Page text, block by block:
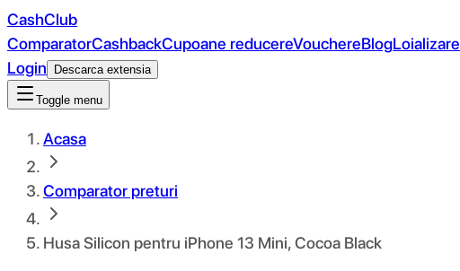
CashClub
ComparatorCashbackCupoane reducereVouchereBlogLoializare
Login
Descarca extensia
Toggle menu
Acasa
Comparator preturi
Husa Silicon pentru iPhone 13 Mini, Cocoa Black